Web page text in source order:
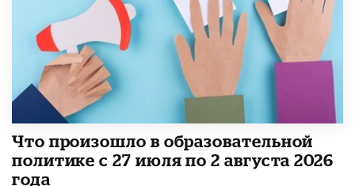
​Что произошло в образовательной
политике с 27 июля по 2 августа 2026
года